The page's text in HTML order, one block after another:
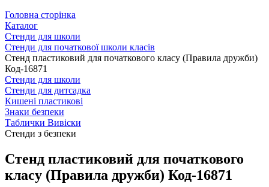
Головна сторінка
Каталог
Стенди для школи
Стенди для початкової школи класів
Стенд пластиковий для початкового класу (Правила дружби)
Код-16871
Стенди для школи
Стенди для дитсадка
Кишені пластикові
Знаки безпеки
Таблички Вивіски
Стенди з безпеки
Стенд пластиковий для початкового
класу (Правила дружби) Код-16871